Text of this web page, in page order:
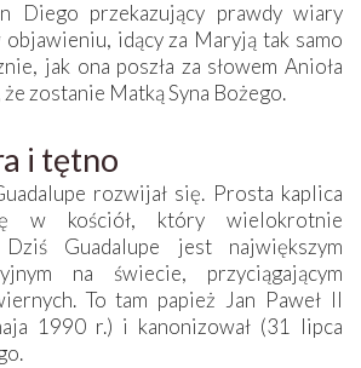
Diego przekazujący prawdy wiary
idący za Maryją tak samo
jak ona poszła za słowem Anioła
zostanie Matką Syna Bożego.
i tętno
rozwijał się. Prosta kaplica
w kościół, który wielokrotnie
Dziś Guadalupe jest największym
na świecie, przyciągającym
To tam papież Jan Paweł II
1990 r.) i kanonizował (31 lipca